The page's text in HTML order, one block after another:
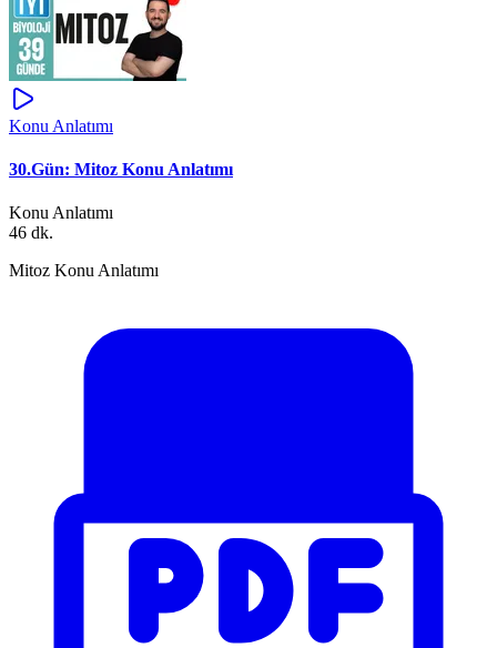
Konu Anlatımı
30.Gün: Mitoz Konu Anlatımı
Konu Anlatımı
46 dk.
Mitoz Konu Anlatımı